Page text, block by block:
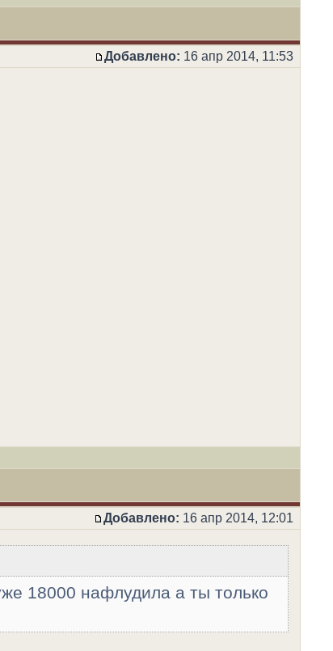
Добавлено: 16 апр 2014, 11:53
Добавлено: 16 апр 2014, 12:01
18000 нафлудила а ты только